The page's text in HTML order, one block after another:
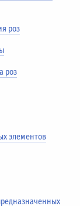
роз
роз
элементов